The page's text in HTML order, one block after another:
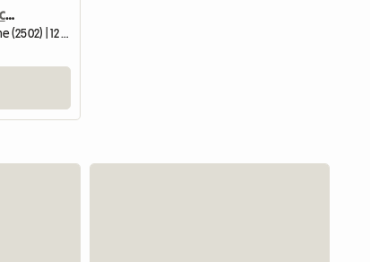
Chambre chez Monia (colocation)
Chambre chez l'habitant | Bienne (2502) | 12 M2